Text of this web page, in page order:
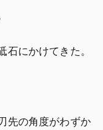
にかけてきた。
先の角度がわずか